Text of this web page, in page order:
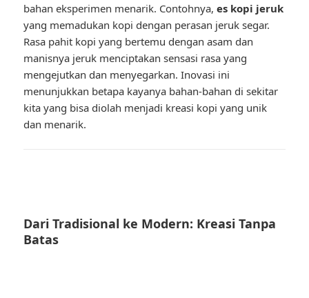
bahan eksperimen menarik. Contohnya,es kopi jeruk
yang memadukan kopi dengan perasan jeruk segar.
Rasa pahit kopi yang bertemu dengan asam dan
manisnya jeruk menciptakan sensasi rasa yang
mengejutkan dan menyegarkan. Inovasi ini
menunjukkan betapa kayanya bahan-bahan di sekitar
kita yang bisa diolah menjadi kreasi kopi yang unik
dan menarik.
Dari Tradisional ke Modern: Kreasi Tanpa
Batas